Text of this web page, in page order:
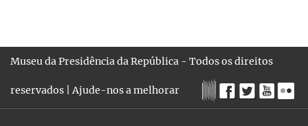
Museu da Presidência da República - Todos os direitos
reservados |Ajude-nos a melhorar